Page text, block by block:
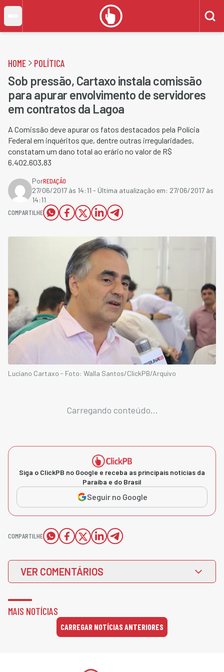
HOME POLÍTICA
Sob pressão, Cartaxo instala comissão
para apurar envolvimento de servidores
em contratos da Lagoa
A Comissão deve apurar os fatos destacados pela Polícia
Federal em inquéritos que, dentre outras irregularidades,
constatam um dano total ao erário no valor de R$
6.402.603,83
PorREDAÇÃO
27/06/2017 às 14:11 - Última atualização em: 27/06/2017 às
14:11
COMPARTILHE
Luciano Cartaxo - Foto: Walla Santos/ClickPB/Arquivo
Carregando conteúdo...
Siga o ClickPB no Google e receba as principais notícias da
Paraíba e do Brasil
Seguir no Google
COMPARTILHE
VER COMENTÁRIOS
MAIS NOTÍCIAS
CARREGAR NOTÍCIAS ANTERIORES